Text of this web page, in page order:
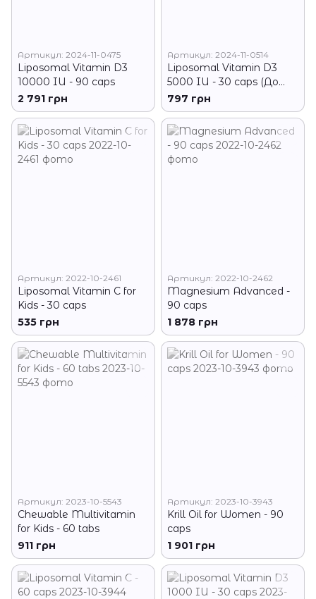
Артикул: 2024-11-0475
Liposomal Vitamin D3
10000 IU - 90 caps
2 791 грн
Артикул: 2024-11-0514
Liposomal Vitamin D3
5000 IU - 30 caps (До
08.26)
797 грн
Артикул: 2022-10-2461
Liposomal Vitamin C for
Kids - 30 caps
535 грн
Артикул: 2022-10-2462
Magnesium Advanced -
90 caps
1 878 грн
Артикул: 2023-10-5543
Chewable Multivitamin
for Kids - 60 tabs
911 грн
Артикул: 2023-10-3943
Krill Oil for Women - 90
caps
1 901 грн